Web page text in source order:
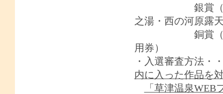
銀賞（3名さま
之湯・西の河原露
銅賞（6名さま
用券）
・入選審査方法・
内に入った作品を
「草津温泉